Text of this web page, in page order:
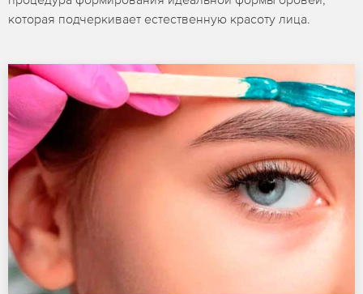
которая подчеркивает естественную красоту лица.